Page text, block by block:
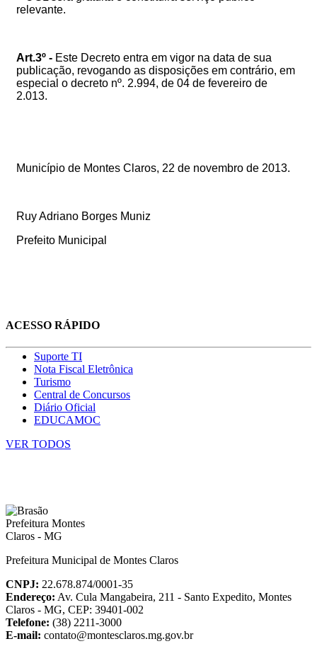
relevante.
Art.3º - Este Decreto entra em vigor na data de sua
publicação, revogando as disposições em contrário, em
especial o decreto nº. 2.994, de 04 de fevereiro de
2.013.
Município de Montes Claros, 22 de novembro de 2013.
Ruy Adriano Borges Muniz
Prefeito Municipal
ACESSO RÁPIDO
Suporte TI
Nota Fiscal Eletrônica
Turismo
Central de Concursos
Diário Oficial
EDUCAMOC
VER TODOS
Prefeitura Municipal de Montes Claros
CNPJ: 22.678.874/0001-35
Endereço: Av. Cula Mangabeira, 211 - Santo Expedito, Montes
Claros - MG, CEP: 39401-002
Telefone: (38) 2211-3000
E-mail: contato@montesclaros.mg.gov.br